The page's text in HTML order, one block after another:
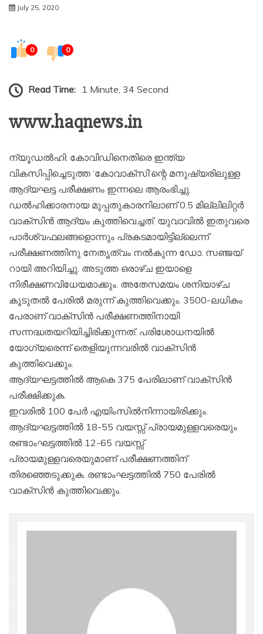
July 25, 2020
0 0
Read Time: 1 Minute, 34 Second
www.haqnews.in
ന്യൂഡല്‍ഹി: കോവിഡിനെതിരെ ഇന്ത്യ
വികസിപ്പിച്ചെടുത്ത ‘കോവാക്‌സി’ന്റെ മനുഷ്യരിലുള്ള
ആദ്യഘട്ട പരീക്ഷണം ഇന്നലെ ആരംഭിച്ചു.
ഡല്‍ഹിക്കാരനായ മുപ്പതുകാരനിലാണ് 0.5 മില്ലിലിറ്റര്‍
വാക്‌സിന്‍ ആദ്യം കുത്തിവെച്ചത്. യുവാവില്‍ ഇതുവരെ
പാര്‍ശ്വഫലങ്ങളൊന്നും പ്രകടമായിട്ടില്ലെന്ന്
പരീക്ഷണത്തിനു നേതൃത്വം നല്‍കുന്ന ഡോ. സഞ്ജയ്
റായി അറിയിച്ചു. അടുത്ത ഒരാഴ്ച ഇയാളെ
നിരീക്ഷണവിധേയമാക്കും. അതേസമയം ശനിയാഴ്ച
കൂടുതല്‍ പേരില്‍ മരുന്ന് കുത്തിവെക്കും. 3500-ലധികം
പേരാണ് വാക്‌സിന്‍ പരീക്ഷണത്തിനായി
സന്നദ്ധതയറിയിച്ചിരിക്കുന്നത്. പരിശോധനയില്‍
യോഗ്യരെന്ന് തെളിയുന്നവരില്‍ വാക്‌സിന്‍
കുത്തിവെക്കും.
ആദ്യഘട്ടത്തില്‍ ആകെ 375 പേരിലാണ് വാക്‌സിന്‍
പരീക്ഷിക്കുക.
ഇവരില്‍ 100 പേര്‍ എയിംസില്‍നിന്നായിരിക്കും.
ആദ്യഘട്ടത്തില്‍ 18-55 വയസ്സ് പ്രായമുള്ളവരെയും
രണ്ടാംഘട്ടത്തില്‍ 12-65 വയസ്സ്
പ്രായമുള്ളവരെയുമാണ് പരീക്ഷണത്തിന്
തിരഞ്ഞെടുക്കുക. രണ്ടാംഘട്ടത്തില്‍ 750 പേരില്‍
വാക്‌സിന്‍ കുത്തിവെക്കും.